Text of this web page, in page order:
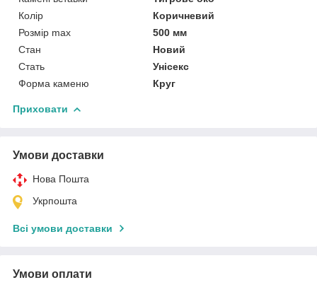
Колір
Коричневий
Розмір max
500 мм
Стан
Новий
Стать
Унісекс
Форма каменю
Круг
Приховати
Умови доставки
Нова Пошта
Укрпошта
Всі умови доставки
Умови оплати